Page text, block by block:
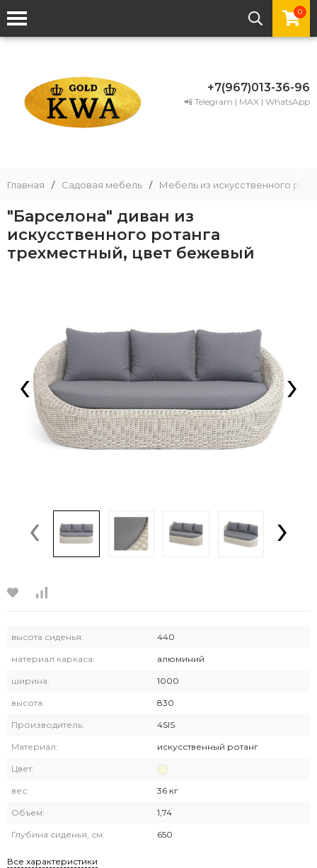
0
+7(967)013-36-96
📲 Telegram | MAX | WhatsApp
Главная / Садовая мебель / Мебель из искусственного
"Барселона" диван из
искусственного ротанга
трехместный, цвет бежевый
‹ ›
‹ ›
высота сиденья: 440
материал каркаса: алюминий
ширина: 1000
высота: 830
Производитель: 4SIS
Материал: искусственный ротанг
Цвет:
вес: 36 кг
Объем: 1,74
Глубина сиденья, см: 650
Все характеристики